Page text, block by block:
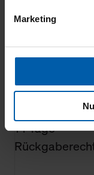
Zwecke zur
Informationen.
Ihnen auch
Werbung
Klicken Sie auf
und Web-
Einkaufserlebnis
Marketing
Versand
14 Tage